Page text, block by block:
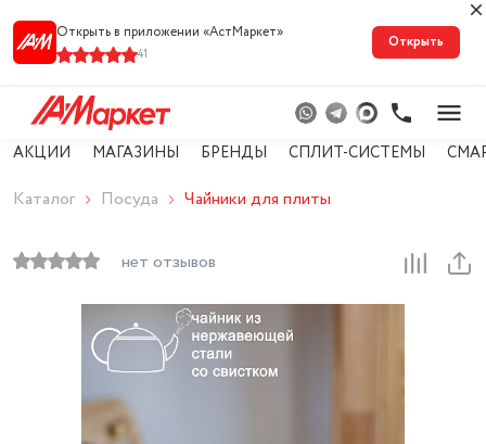
Открыть в приложении «АстМарке‪т‬»
41
Открыть
АКЦИИ МАГАЗИНЫ БРЕНДЫ СПЛИТ-СИСТЕМЫ
Каталог Посуда Чайники для плиты
нет отзывов